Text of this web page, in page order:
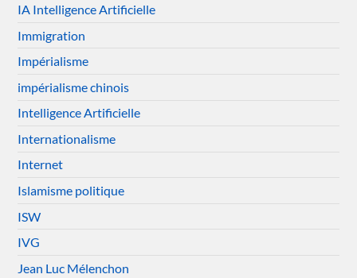
IA Intelligence Artificielle
Immigration
Impérialisme
impérialisme chinois
Intelligence Artificielle
Internationalisme
Internet
Islamisme politique
ISW
IVG
Jean Luc Mélenchon